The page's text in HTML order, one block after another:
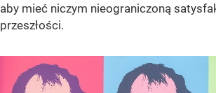
aby mieć niczym nieograniczoną
przeszłości.